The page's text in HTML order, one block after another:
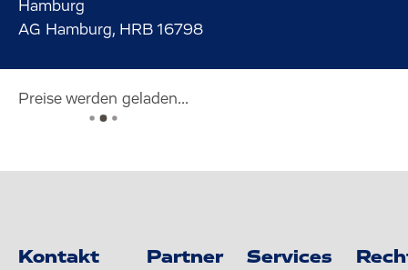
Hamburg
AG Hamburg, HRB 16798
Preise werden geladen...
Kontakt Partner Services